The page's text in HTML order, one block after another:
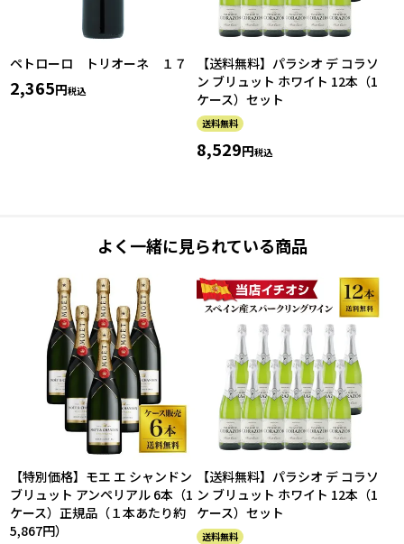
ペトローロ トリオーネ １７
2,365 税込
【送料無料】パラシオ デ コラソ
ン ブリュット ホワイト 12本（1
ケース）セット
送料無料
8,529 税込
よく一緒に見られている商品
【特別価格】モエ エ シャンドン
ブリュット アンペリアル 6本（1
ケース）正規品（１本あたり約
5,867円）
【送料無料】パラシオ デ コラソ
ン ブリュット ホワイト 12本（1
ケース）セット
送料無料